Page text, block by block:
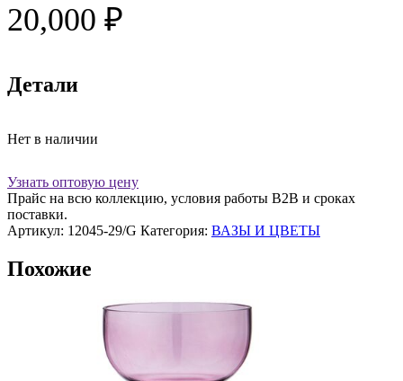
20,000 ₽
Детали
Нет в наличии
Узнать оптовую цену
Прайс на всю коллекцию, условия работы В2В и сроках
поставки.
Артикул: 12045-29/G Категория: ВАЗЫ И ЦВЕТЫ
Похожие